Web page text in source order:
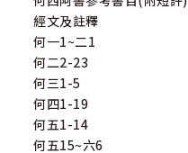
經文及註釋
何一1~二1
何二2-23
何三1-5
何四1-19
何五1-14
何五15~六6